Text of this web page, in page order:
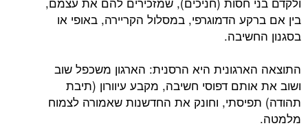
בין אם ברקע הדמוגרפי, במסלול הקריירה, באופי או
בסגנון החשיבה.
התוצאה הארגונית היא הרסנית: הארגון משכפל שוב
ושוב את אותם דפוסי חשיבה, מקבע עיוורון (תיבת
תהודה) תפיסתי, וחונק את החדשנות שאמורה לצמוח
מלמטה.